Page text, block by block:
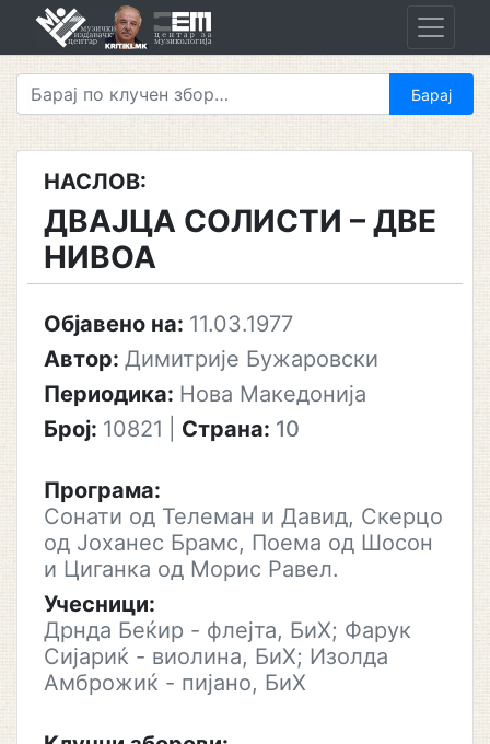
НАСЛОВ:
ДВАЈЦА СОЛИСТИ – ДВЕ
НИВОА
Објавено на: 11.03.1977
Автор: Димитрије Бужаровски
Периодика: Нова Македонија
Број: 10821 Страна: 10
Програма:
Сонати од Телеман и Давид, Скерцо
од Јоханес Брамс, Поема од Шосон
и Циганка од Морис Равел.
Учесници:
Дрнда Беќир - флејта, БиХ; Фарук
Сијариќ - виолина, БиХ; Изолда
Амброжиќ - пијано, БиХ